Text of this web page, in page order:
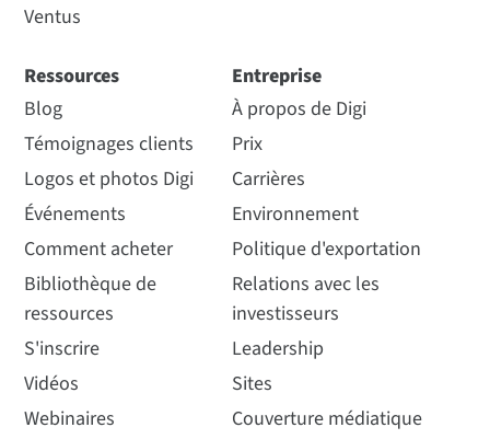
Ventus
Ressources
Blog
Témoignages clients
Logos et photos Digi
Événements
Comment acheter
Bibliothèque de
ressources
S'inscrire
Vidéos
Webinaires
Entreprise
À propos de Digi
Prix
Carrières
Environnement
Politique d'exportation
Relations avec les
investisseurs
Leadership
Sites
Couverture médiatique